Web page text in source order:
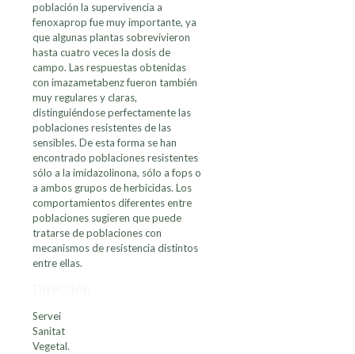
población la supervivencia a
fenoxaprop fue muy importante, ya
que algunas plantas sobrevivieron
hasta cuatro veces la dosis de
campo. Las respuestas obtenidas
con imazametabenz fueron también
muy regulares y claras,
distinguiéndose perfectamente las
poblaciones resistentes de las
sensibles. De esta forma se han
encontrado poblaciones resistentes
sólo a la imidazolinona, sólo a fops o
a ambos grupos de herbicidas. Los
comportamientos diferentes entre
poblaciones sugieren que puede
tratarse de poblaciones con
mecanismos de resistencia distintos
entre ellas.
Servei
Sanitat
Vegetal.